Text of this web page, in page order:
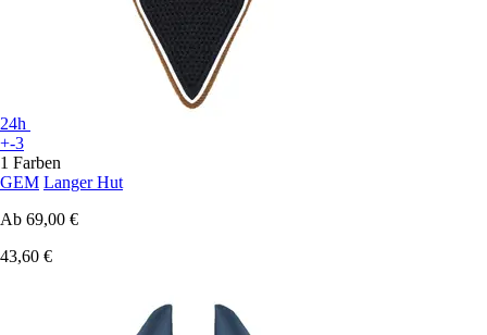
24h
+-3
1 Farben
GEM Langer Hut
Ab 69,00 €
43,60 €